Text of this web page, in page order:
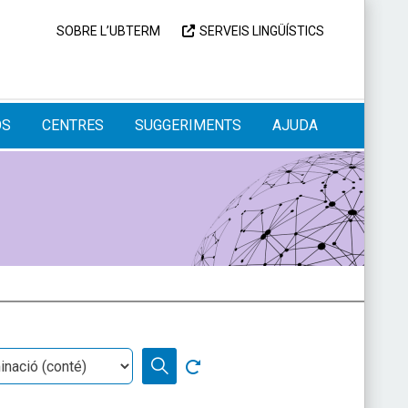
SOBRE L’UBTERM SERVEIS LINGÜÍSTICS
CENTRES SUGGERIMENTS AJUDA
CERCANeteja cerca